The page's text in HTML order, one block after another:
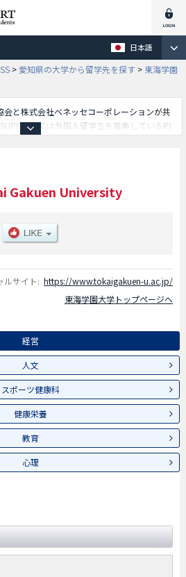
日本語
> 愛知県の大学から留学先を探す > 東海学園
と株式会社ベネッセコーポレーションが共
では外国人留学生を募集している約
栄養学部や教育学部や心理学部等、学部別
入試情報、施設案内、アクセスなど外国人
いるので是非ご利用ください。
Gakuen University
ルサイト: https://www.tokaigakuen-u.ac.jp/
東海学園大学トップページへ
経営
人文
スポーツ健康科
健康栄養
教育
心理